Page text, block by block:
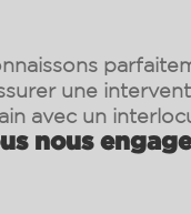
une
avec un
nous